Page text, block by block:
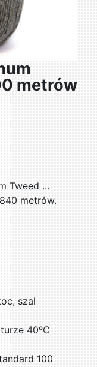
metrów
Tweed ...
metrów.
szal
40ºC
100